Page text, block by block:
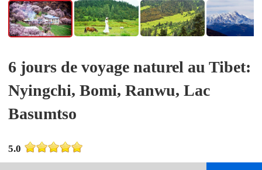
6 jours de voyage naturel au Tibet:
Nyingchi, Bomi, Ranwu, Lac
Basumtso
5.0